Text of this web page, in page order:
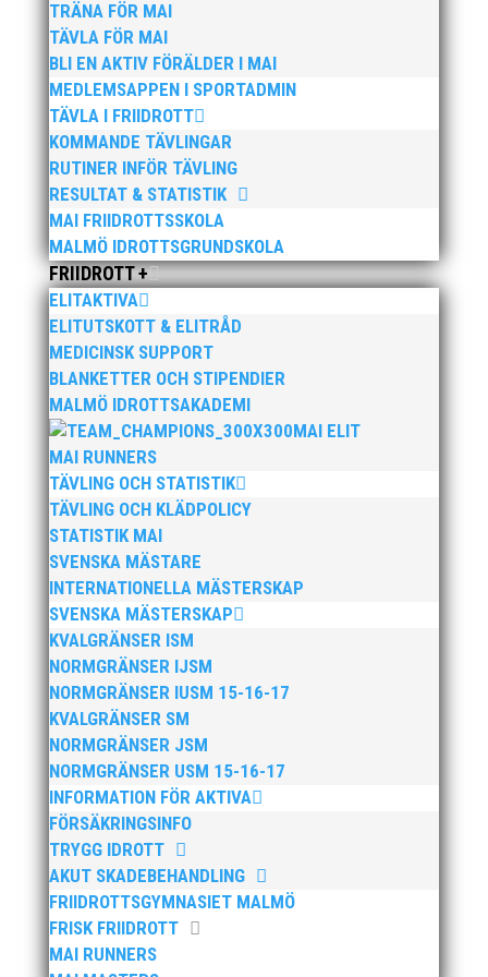
TRÄNA FÖR MAI
TÄVLA FÖR MAI
BLI EN AKTIV FÖRÄLDER I MAI
MEDLEMSAPPEN I SPORTADMIN
TÄVLA I FRIIDROTT
KOMMANDE TÄVLINGAR
RUTINER INFÖR TÄVLING
RESULTAT & STATISTIK
MAI FRIIDROTTSSKOLA
MALMÖ IDROTTSGRUNDSKOLA
FRIIDROTT +
ELITAKTIVA
ELITUTSKOTT & ELITRÅD
MEDICINSK SUPPORT
BLANKETTER OCH STIPENDIER
MALMÖ IDROTTSAKADEMI
MAI ELIT
MAI RUNNERS
TÄVLING OCH STATISTIK
TÄVLING OCH KLÄDPOLICY
STATISTIK MAI
SVENSKA MÄSTARE
INTERNATIONELLA MÄSTERSKAP
SVENSKA MÄSTERSKAP
KVALGRÄNSER ISM
NORMGRÄNSER IJSM
NORMGRÄNSER IUSM 15-16-17
KVALGRÄNSER SM
NORMGRÄNSER JSM
NORMGRÄNSER USM 15-16-17
INFORMATION FÖR AKTIVA
FÖRSÄKRINGSINFO
TRYGG IDROTT
AKUT SKADEBEHANDLING
FRIIDROTTSGYMNASIET MALMÖ
FRISK FRIIDROTT
MAI RUNNERS
Se filmen här:
Publicerat tidigare